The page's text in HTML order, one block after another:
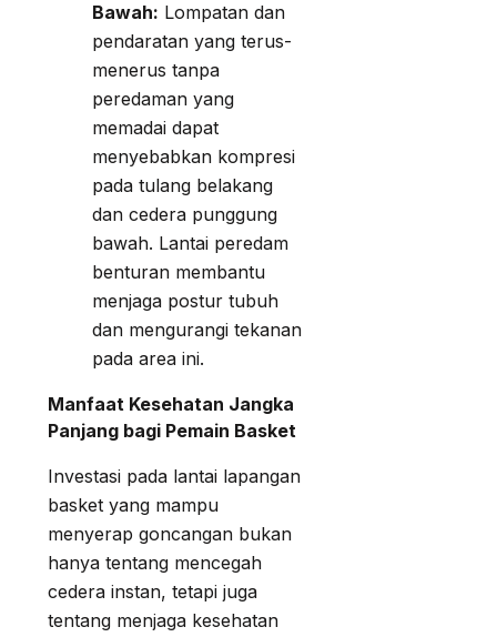
Bawah: Lompatan dan
pendaratan yang terus-
menerus tanpa
peredaman yang
memadai dapat
menyebabkan kompresi
pada tulang belakang
dan cedera punggung
bawah. Lantai peredam
benturan membantu
menjaga postur tubuh
dan mengurangi tekanan
pada area ini.
Manfaat Kesehatan Jangka
Panjang bagi Pemain Basket
Investasi pada lantai lapangan
basket yang mampu
menyerap goncangan bukan
hanya tentang mencegah
cedera instan, tetapi juga
tentang menjaga kesehatan